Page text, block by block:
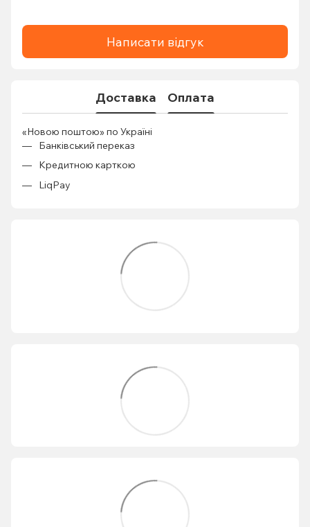
Написати відгук
Доставка Оплата
«Новою поштою» по Україні
Банківський переказ
Кредитною карткою
LiqPay